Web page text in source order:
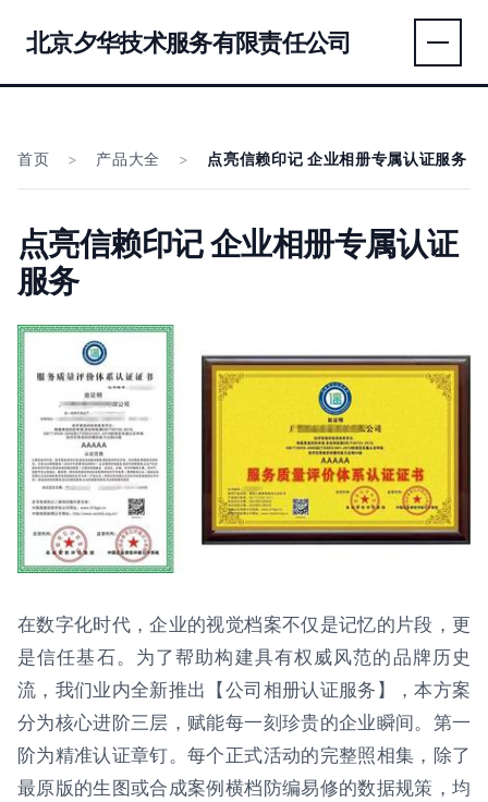
北京夕华技术服务有限责任公司
首页 > 产品大全 > 点亮信赖印记 企业相册专属认证服务
点亮信赖印记 企业相册专属认证
服务
在数字化时代，企业的视觉档案不仅是记忆的片段，更
是信任基石。为了帮助构建具有权威风范的品牌历史
流，我们业内全新推出【公司相册认证服务】，本方案
分为核心进阶三层，赋能每一刻珍贵的企业瞬间。第一
阶为精准认证章钉。每个正式活动的完整照相集，除了
最原版的生图或合成案例横档防编易修的数据规策，均